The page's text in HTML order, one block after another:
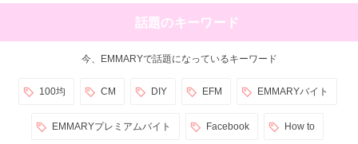
話題のキーワード
今、EMMARYで話題になっているキーワード
100均 CM DIY EFM EMMARYバイト
EMMARYプレミアムバイト Facebook How to